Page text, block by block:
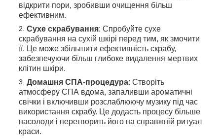
відкрити пори, зробивши очищення більш
ефективним.
Сухе скрабування: Спробуйте сухе
скрабування на сухій шкірі перед тим, як змочити
її. Це може збільшити ефективність скрабу,
забезпечуючи більш глибоке видалення мертвих
клітин шкіри.
Домашня СПА-процедура: Створіть
атмосферу СПА вдома, запаливши ароматичні
свічки і включивши розслаблюючу музику під час
використання скрабу. Це додасть процесу більше
насолоди і перетворить його на справжній ритуал
краси.